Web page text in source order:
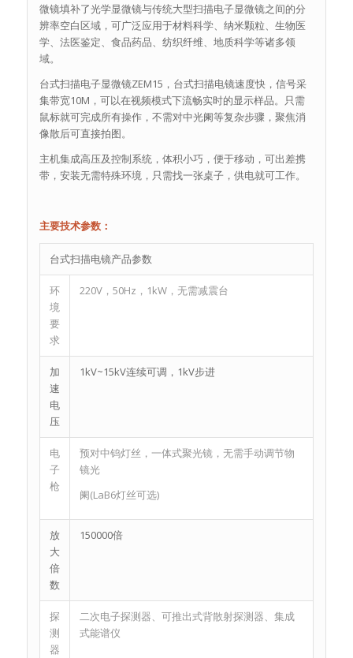
微镜填补了光学显微镜与传统大型扫描电子显微镜之间的分
辨率空白区域，可广泛应用于材料科学、纳米颗粒、生物医
学、法医鉴定、食品药品、纺织纤维、地质科学等诸多领
域。
台式扫描电子显微镜ZEM15，台式扫描电镜速度快，信号采
集带宽10M，可以在视频模式下流畅实时的显示样品。只需
鼠标就可完成所有操作，不需对中光阑等复杂步骤，聚焦消
像散后可直接拍图。
主机集成高压及控制系统，体积小巧，便于移动，可出差携
带，安装无需特殊环境，只需找一张桌子，供电就可工作。
主要技术参数：
台式扫描电镜产品参数
环
境
要
求
220V，50Hz，1kW，无需减震台
加
速
电
压
1kV~15kV连续可调，1kV步进
电
子
枪
预对中钨灯丝，一体式聚光镜，无需手动调节物
镜光
阑(LaB6灯丝可选)
放
大
倍
数
150000倍
探
测
器
二次电子探测器、可推出式背散射探测器、集成
式能谱仪